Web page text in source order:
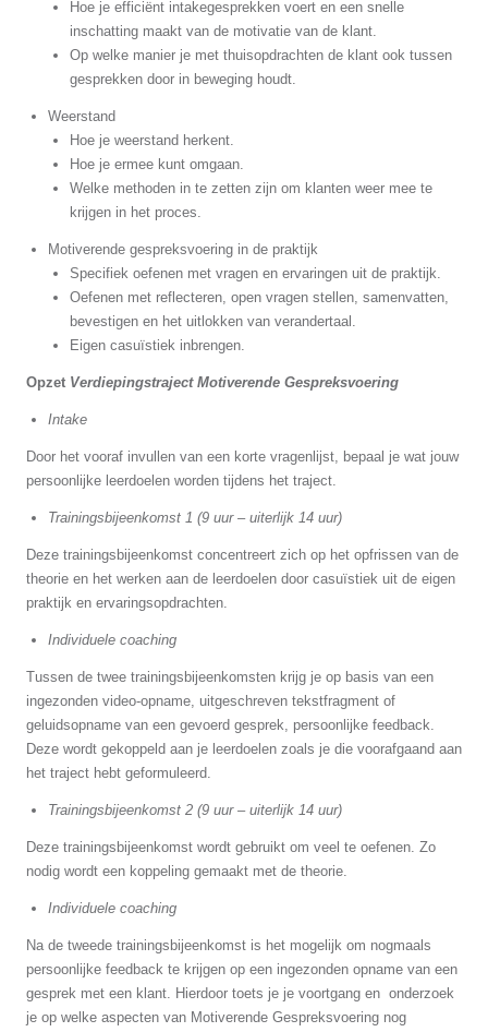
Hoe je efficiënt intakegesprekken voert en een snelle
inschatting maakt van de motivatie van de klant.
Op welke manier je met thuisopdrachten de klant ook tussen
gesprekken door in beweging houdt.
Weerstand
Hoe je weerstand herkent.
Hoe je ermee kunt omgaan.
Welke methoden in te zetten zijn om klanten weer mee te
krijgen in het proces.
Motiverende gespreksvoering in de praktijk
Specifiek oefenen met vragen en ervaringen uit de praktijk.
Oefenen met reflecteren, open vragen stellen, samenvatten,
bevestigen en het uitlokken van verandertaal.
Eigen casuïstiek inbrengen.
Opzet Verdiepingstraject Motiverende Gespreksvoering
Intake
Door het vooraf invullen van een korte vragenlijst, bepaal je wat jouw
persoonlijke leerdoelen worden tijdens het traject.
Trainingsbijeenkomst 1 (9 uur – uiterlijk 14 uur)
Deze trainingsbijeenkomst concentreert zich op het opfrissen van de
theorie en het werken aan de leerdoelen door casuïstiek uit de eigen
praktijk en ervaringsopdrachten.
Individuele coaching
Tussen de twee trainingsbijeenkomsten krijg je op basis van een
ingezonden video-opname, uitgeschreven tekstfragment of
geluidsopname van een gevoerd gesprek, persoonlijke feedback.
Deze wordt gekoppeld aan je leerdoelen zoals je die voorafgaand aan
het traject hebt geformuleerd.
Trainingsbijeenkomst 2 (9 uur – uiterlijk 14 uur)
Deze trainingsbijeenkomst wordt gebruikt om veel te oefenen. Zo
nodig wordt een koppeling gemaakt met de theorie.
Individuele coaching
Na de tweede trainingsbijeenkomst is het mogelijk om nogmaals
persoonlijke feedback te krijgen op een ingezonden opname van een
gesprek met een klant. Hierdoor toets je je voortgang en onderzoek
je op welke aspecten van Motiverende Gespreksvoering nog